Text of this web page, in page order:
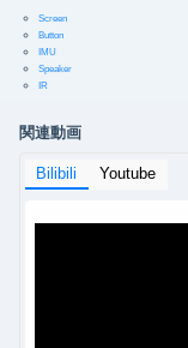
Screen
Button
IMU
Speaker
IR
関連動画
Bilibili Youtube